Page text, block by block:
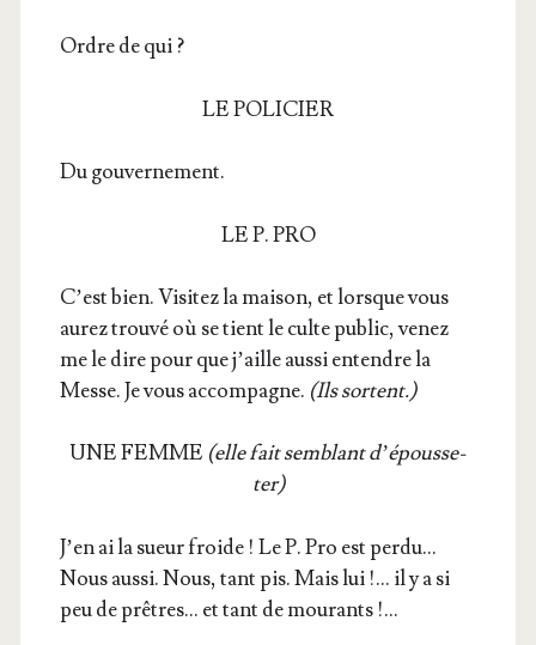
Ordre de qui ?
LE POLICIER
Du gou­ver­ne­ment.
LE P. PRO
C’est bien. Visi­tez la mai­son, et lorsque vous
aurez trou­vé où se tient le culte public, venez
me le dire pour que j’aille aus­si entendre la
Messe. Je vous accom­pagne. (Ils sortent.)
UNE FEMME (elle fait sem­blant d’é­pous­se­
ter)
J’en ai la sueur froide ! Le P. Pro est per­du…
Nous aus­si. Nous, tant pis. Mais lui !… il y a si
peu de prêtres… et tant de mourants !…